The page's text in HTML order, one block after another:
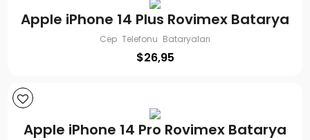
Apple iPhone 14 Plus Rovimex Batarya
Cep Telefonu Bataryaları
$26,95
Apple iPhone 14 Pro Rovimex Batarya